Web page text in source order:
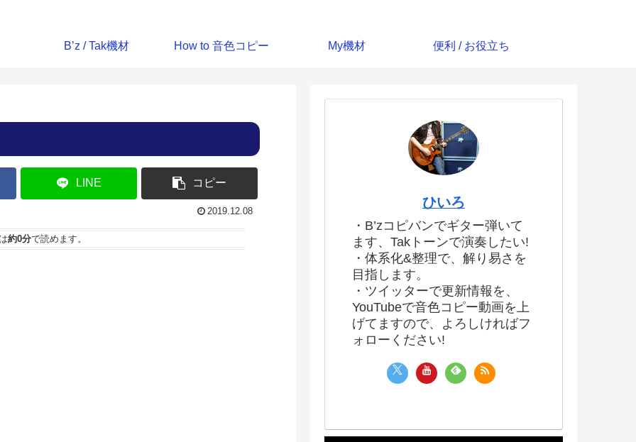
B’z / Tak機材 How to 音色コピー My機材 便利 / お役立ち
LINE コピー
2019.12.08
約0分で読めます。
ひいろ
・B’zコピバンでギター弾いて
ます、Takトーンで演奏したい!
・体系化&整理で、解り易さを
目指します。
・ツイッターで更新情報を、
YouTubeで音色コピー動画を上
げてますので、よろしければフ
ォローください!